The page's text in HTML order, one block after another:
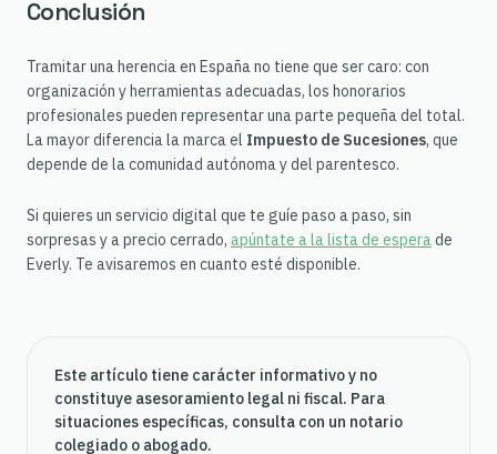
Conclusión
Tramitar una herencia en España no tiene que ser caro: con
organización y herramientas adecuadas, los honorarios
profesionales pueden representar una parte pequeña del total.
La mayor diferencia la marca el Impuesto de Sucesiones, que
depende de la comunidad autónoma y del parentesco.
Si quieres un servicio digital que te guíe paso a paso, sin
sorpresas y a precio cerrado, apúntate a la lista de esperade
Everly. Te avisaremos en cuanto esté disponible.
Este artículo tiene carácter informativo y no
constituye asesoramiento legal ni fiscal. Para
situaciones específicas, consulta con un notario
colegiado o abogado.